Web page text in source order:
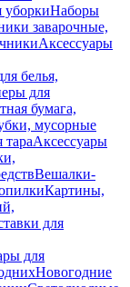
уборкиНаборы
заварочные,
Аксессуары
белья,
для
бумага,
мусорные
тараАксессуары
Вешалки-
Картины,
для
для
Новогодние